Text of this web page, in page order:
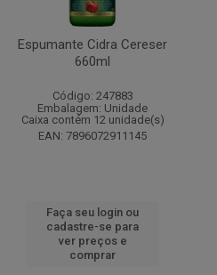
Espumante Cidra Cereser
660ml
Código: 247883
Embalagem: Unidade
Caixa contém 12 unidade(s)
EAN: 7896072911145
Faça seu login ou
cadastre-se para
ver preços e
comprar